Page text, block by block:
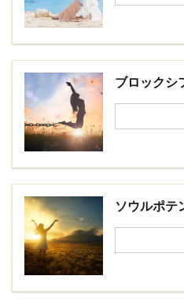
ブロックシ
ソウルポテ